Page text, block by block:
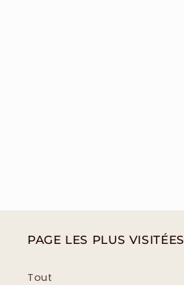
PAGE LES PLUS VISITÉES
Tout